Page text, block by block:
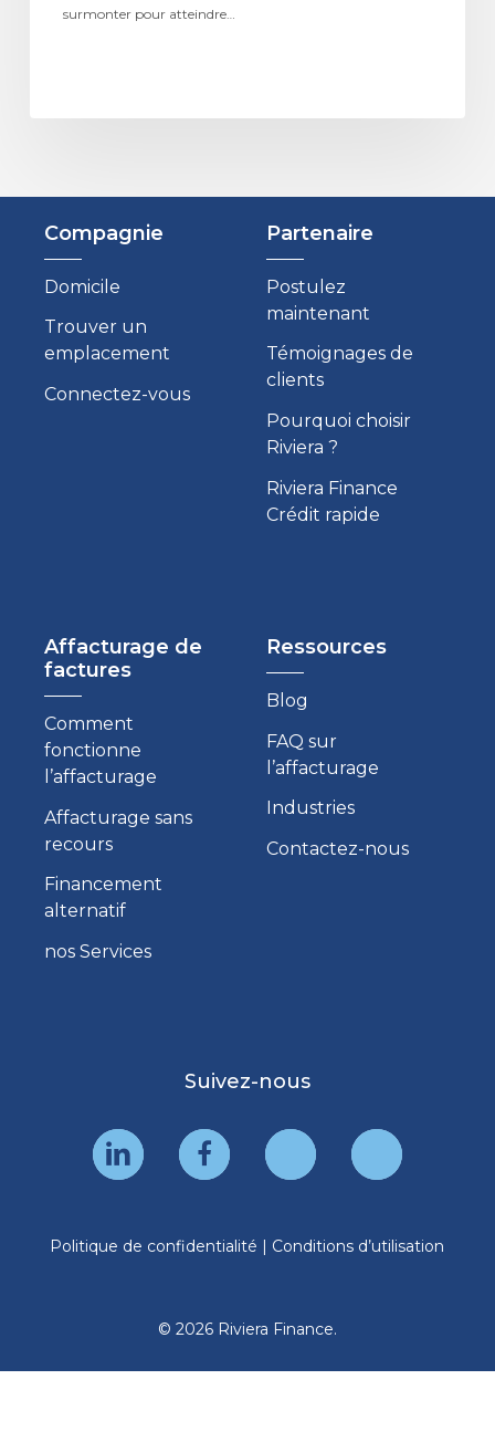
surmonter pour atteindre…
Compagnie
Domicile
Trouver un
emplacement
Connectez-vous
Partenaire
Postulez
maintenant
Témoignages de
clients
Pourquoi choisir
Riviera ?
Riviera Finance
Crédit rapide
Affacturage de
factures
Comment
fonctionne
l’affacturage
Affacturage sans
recours
Financement
alternatif
nos Services
Ressources
Blog
FAQ sur
l’affacturage
Industries
Contactez-nous
Suivez-nous
Politique de confidentialité | Conditions d’utilisation
© 2026 Riviera Finance.